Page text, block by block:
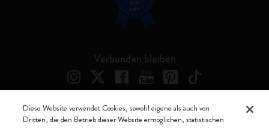
Verbunden bleiben
Moleskine ® ist ein eingetragenes Warenzeichen von Moleskine Srl a
Diese Website verwendet Cookies, sowohl eigene als auch von
Dritten, die den Betrieb dieser Website ermöglichen, statistischen